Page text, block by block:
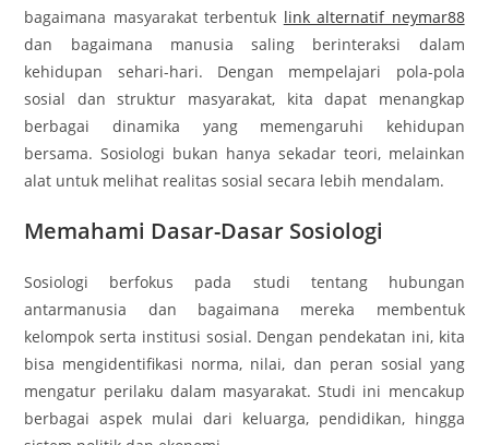
bagaimana masyarakat terbentuk link alternatif neymar88
dan bagaimana manusia saling berinteraksi dalam
kehidupan sehari-hari. Dengan mempelajari pola-pola
sosial dan struktur masyarakat, kita dapat menangkap
berbagai dinamika yang memengaruhi kehidupan
bersama. Sosiologi bukan hanya sekadar teori, melainkan
alat untuk melihat realitas sosial secara lebih mendalam.
Memahami Dasar-Dasar Sosiologi
Sosiologi berfokus pada studi tentang hubungan
antarmanusia dan bagaimana mereka membentuk
kelompok serta institusi sosial. Dengan pendekatan ini, kita
bisa mengidentifikasi norma, nilai, dan peran sosial yang
mengatur perilaku dalam masyarakat. Studi ini mencakup
berbagai aspek mulai dari keluarga, pendidikan, hingga